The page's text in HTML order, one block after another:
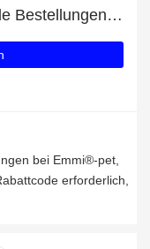
Erhalten Sie 15% Rabatt auf alle Bestellungen bei Emmi®-pet
bei Emmi®-pet,
erforderlich,